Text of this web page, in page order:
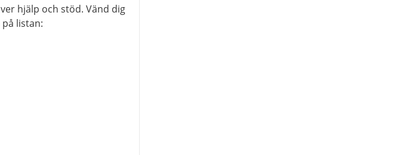
hjälp och stöd. Vänd dig
listan: